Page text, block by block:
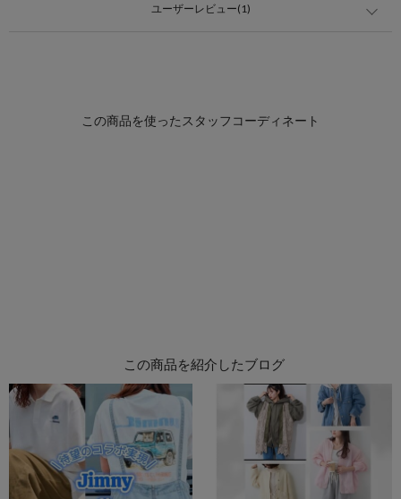
ユーザーレビュー(1)
この商品を紹介したブログ